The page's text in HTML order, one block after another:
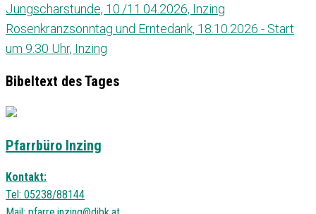
Jungscharstunde, 10./11.04.2026, Inzing
Rosenkranzsonntag und Erntedank, 18.10.2026 - Start
um 9.30 Uhr, Inzing
Bibeltext des Tages
Pfarrbüro Inzing
Kontakt:
Tel: 05238/88144